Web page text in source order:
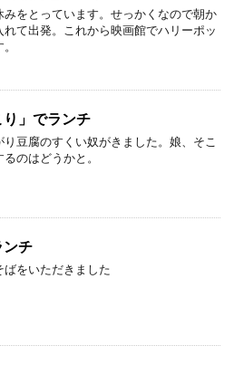
みをとっています。せっかくなので朝か
れて出発。これから映画館でハリーポッ
り」でランチ
り豆腐のすくい奴がきました。娘、そこ
のはどうかと。
ンチ
ばをいただきました